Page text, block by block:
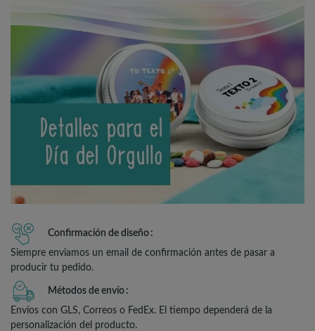
Confirmación de diseño
Siempre enviamos un email de confirmación antes de pasar a
producir tu pedido.
Métodos de envío
Envíos con GLS, Correos o FedEx. El tiempo dependerá de la
personalización del producto.